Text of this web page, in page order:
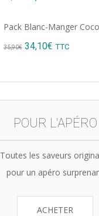
15,12€.
Pack Blanc-Manger
35,90€ Original
was:
35,90€.
34,10€ Current
is:
34,10€.
TTC
POUR L'APÉRO
Toutes les saveurs
pour un apéro
ACHETER